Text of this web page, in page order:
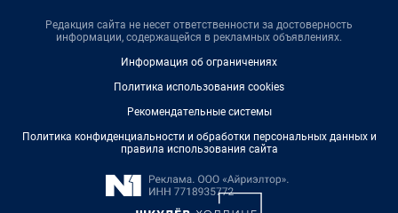
Редакция сайта не несет ответственности за достоверность
информации, содержащейся в рекламных объявлениях.
Информация об ограничениях
Политика использования cookies
Рекомендательные системы
Политика конфиденциальности и обработки персональных данных и
правила использования сайта